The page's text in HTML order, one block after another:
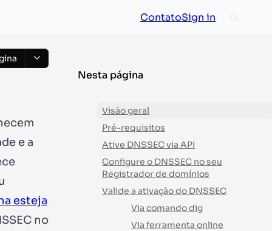
ContatoSign in
e a
esteja
no
Nesta página
Visão geral
Pré-requisitos
Ative DNSSEC via API
Configure o DNSSEC no seu
Registrador de domínios
Valide a ativação do DNSSEC
Via comando dig
Via ferramenta online